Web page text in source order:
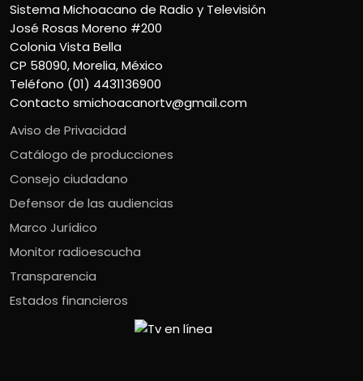
Sistema Michoacano de Radio y Televisión
José Rosas Moreno #200
Colonia Vista Bella
CP 58090, Morelia, México
Teléfono (01) 4431136900
Contacto smichoacanortv@gmail.com
Aviso de Privacidad
Catálogo de producciones
Consejo ciudadano
Defensor de las audiencias
Marco Jurídico
Monitor radioescucha
Transparencia
Estados financieros